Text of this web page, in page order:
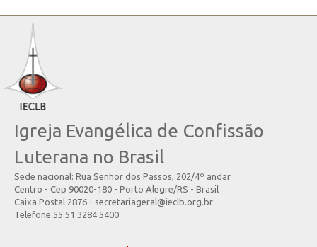
Igreja Evangélica de Confissão
Luterana no Brasil
Sede nacional: Rua Senhor dos Passos, 202/4º andar
Centro - Cep 90020-180 - Porto Alegre/RS - Brasil
Caixa Postal 2876 - secretariageral@ieclb.org.br
Telefone 55 51 3284.5400